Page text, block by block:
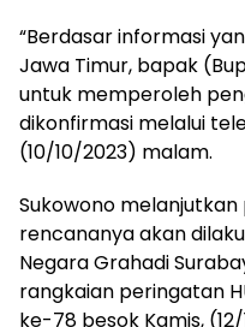
“Berdasar informasi
Jawa Timur, bapak
untuk memperoleh
dikonfirmasi melalui
(10/10/2023) malam.
Sukowono
rencananya akan
Negara Grahadi
rangkaian peringatan
ke-78 besok Kamis,